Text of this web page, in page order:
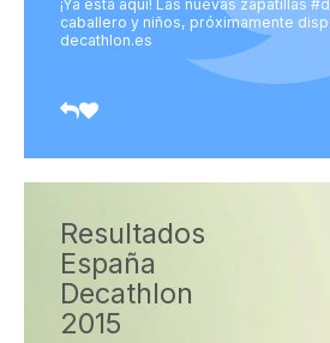
¡Ya esta aquí! Las nuevas zapatillas
caballero y niños, próximamente
decathlon.es
Resultados
España
Decathlon
2015